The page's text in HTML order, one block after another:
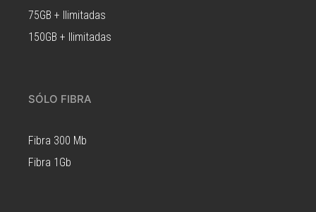
75GB + Ilimitadas
150GB + Ilimitadas
SÓLO FIBRA
Fibra 300 Mb
Fibra 1Gb